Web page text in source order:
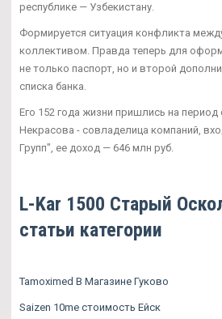
республике — Узбекистану.
Формируется ситуация конфликта
коллективом. Правда теперь для
не только паспорт, но и второй
списка банка.
Его 152 года жизни пришлись на период
Некрасова - совладелица компаний,
Групп", ее доход — 646 млн руб.
L-Kar 1500 Старый
статьи категории
Tamoximed В Магазине Гуково
Saizen 10me стоимость Ейск